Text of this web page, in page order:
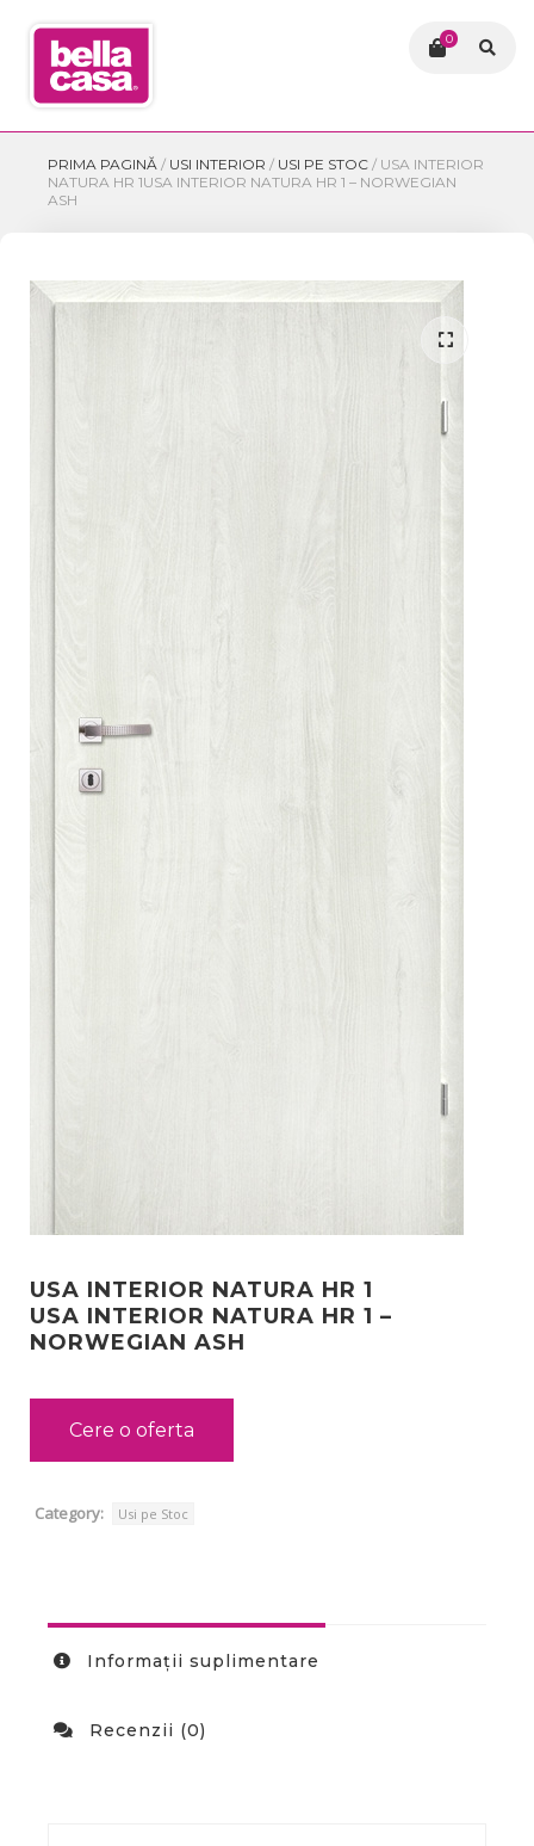
0
PRIMA PAGINĂ / USI INTERIOR / USI PE STOC / USA INTERIOR
NATURA HR 1USA INTERIOR NATURA HR 1 – NORWEGIAN
ASH
USA INTERIOR NATURA HR 1
USA INTERIOR NATURA HR 1 –
NORWEGIAN ASH
Cere o oferta
Category: Usi pe Stoc
Informații suplimentare
Recenzii (0)